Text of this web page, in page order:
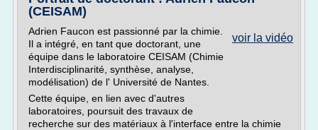
(CEISAM)
voir la vidéo
Adrien Faucon est passionné par la chimie.
Il a intégré, en tant que doctorant, une
équipe dans le laboratoire CEISAM (Chimie
Interdisciplinarité, synthèse, analyse,
modélisation) de l' Université de Nantes.
Cette équipe, en lien avec d'autres
laboratoires, poursuit des travaux de
recherche sur des matériaux à l'interface entre la chimie